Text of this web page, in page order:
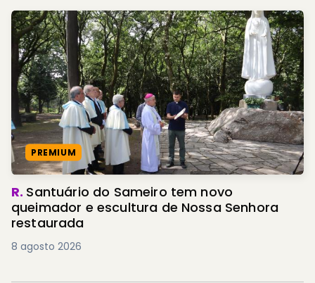
PREMIUM
R. Santuário do Sameiro tem novo
queimador e escultura de Nossa Senhora
restaurada
8 agosto 2026